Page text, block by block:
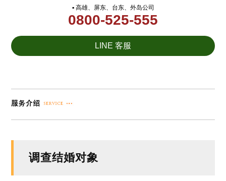
▪ 高雄、屏东、台东、外岛公司
0800-525-555
LINE 客服
调查结婚对象